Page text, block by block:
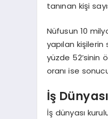
tanınan kişi
Nüfusun 10
yapılan
yüzde 52’sinin
oranı ise
İş
İş dünyası